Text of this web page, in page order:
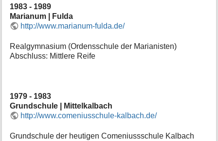
1983 - 1989
Marianum | Fulda
http://www.marianum-fulda.de/
Realgymnasium (Ordensschule der Marianisten)
Abschluss: Mittlere Reife
1979 - 1983
Grundschule | Mittelkalbach
http://www.comeniusschule-kalbach.de/
Grundschule der heutigen Comeniussschule Kalbach